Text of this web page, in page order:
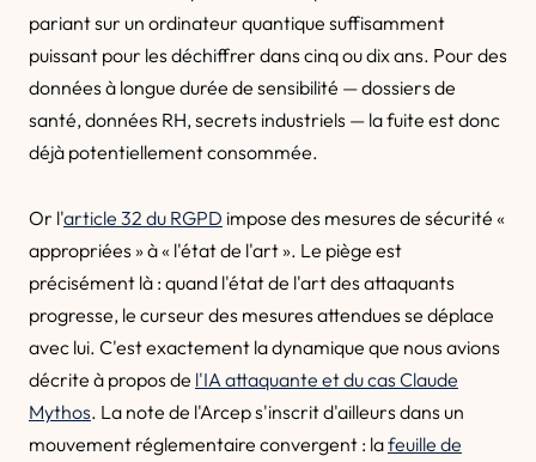
pariant sur un ordinateur quantique suffisamment
puissant pour les déchiffrer dans cinq ou dix ans. Pour des
données à longue durée de sensibilité — dossiers de
santé, données RH, secrets industriels — la fuite est donc
déjà potentiellement consommée.
Or l'article 32 du RGPD impose des mesures de sécurité «
appropriées » à « l'état de l'art ». Le piège est
précisément là : quand l'état de l'art des attaquants
progresse, le curseur des mesures attendues se déplace
avec lui. C'est exactement la dynamique que nous avions
décrite à propos de l'IA attaquante et du cas Claude
Mythos. La note de l'Arcep s'inscrit d'ailleurs dans un
mouvement réglementaire convergent : lafeuille de